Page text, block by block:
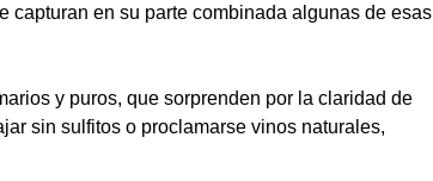
capturan en su parte combinada algunas de esas
y puros, que sorprenden por la claridad de
sin sulfitos o proclamarse vinos naturales,